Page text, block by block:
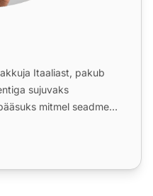
Itaaliast, pakub
sujuvaks
mitmel seadmel.